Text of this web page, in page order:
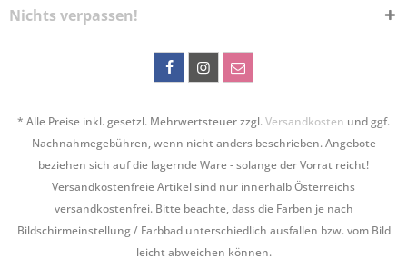
Nichts verpassen!
* Alle Preise inkl. gesetzl. Mehrwertsteuer zzgl.Versandkosten und ggf.
Nachnahmegebühren, wenn nicht anders beschrieben. Angebote
beziehen sich auf die lagernde Ware - solange der Vorrat reicht!
Versandkostenfreie Artikel sind nur innerhalb Österreichs
versandkostenfrei. Bitte beachte, dass die Farben je nach
Bildschirmeinstellung / Farbbad unterschiedlich ausfallen bzw. vom Bild
leicht abweichen können.